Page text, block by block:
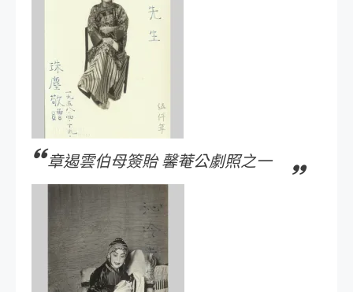
章遏雲伯母簽貽 馨菴公劇照之一